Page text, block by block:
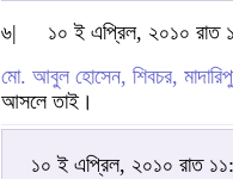
৬|
১০ ই এপ্রিল, ২০১০ রাত
মো. আবুল হোসেন, শিবচর,
আসলে তাই।
১০ ই এপ্রিল, ২০১০ রাত